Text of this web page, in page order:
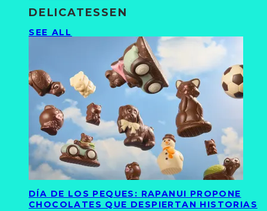
DELICATESSEN
SEE ALL
DÍA DE LOS PEQUES: RAPANUI PROPONE
CHOCOLATES QUE DESPIERTAN HISTORIAS